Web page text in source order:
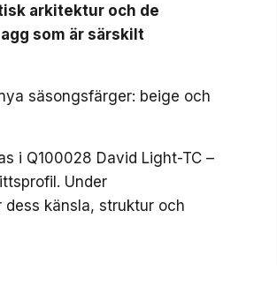
arkitektur och de
som är särskilt
säsongsfärger: beige och
i Q100028 David Light-TC –
Under
känsla, struktur och